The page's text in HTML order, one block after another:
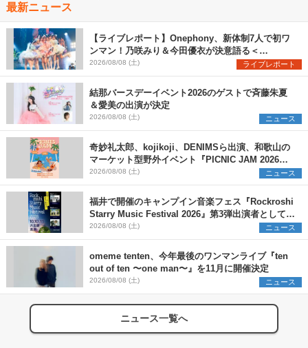
最新ニュース
【ライブレポート】Onephony、新体制7人で初ワ
ンマン！乃咲みり＆今田優衣が決意語る＜
Onephony新体制1st Oneman Live はじまりの夏
＞
2026/08/08 (土) ライブレポート
結那バースデーイベント2026のゲストで斉藤朱夏
＆愛美の出演が決定
2026/08/08 (土) ニュース
奇妙礼太郎、kojikoji、DENIMSら出演、和歌山の
マーケット型野外イベント『PICNIC JAM 2026』
早割チケット発売開始
2026/08/08 (土) ニュース
福井で開催のキャンプイン音楽フェス『Rockroshi
Starry Music Festival 2026』第3弾出演者として
SCOOBIE DO、かりゆし58、Reiを発表
2026/08/08 (土) ニュース
omeme tenten、今年最後のワンマンライブ『ten
out of ten 〜one man〜』を11月に開催決定
2026/08/08 (土) ニュース
ニュース一覧へ